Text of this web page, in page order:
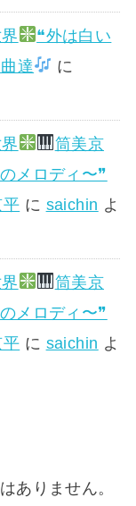
❝外は白い
達
に
筒美京
メロディ〜❞
平 に saichin よ
筒美京
メロディ〜❞
平 に saichin よ
ありません。